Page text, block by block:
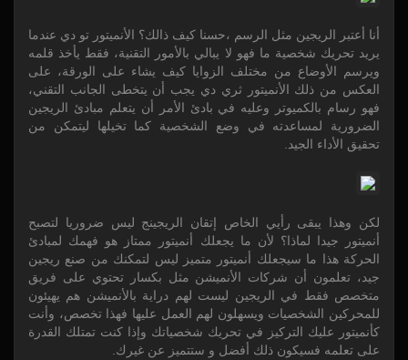
أنا أعتبر الريجين مثل الرسم ،حسنا كيف ذالك؟ الأنميتور تو دي عندما
يريد تحريك شخصية ما فهو لا يبالي بالأمور التقنية، فقط يأخذ قلمه
ويرسم الأوضاع من مختلف الزوايا كيف يشاء على الورقة، على
العكس من ذلك الأنميتور ثري دي يجب أن يتخطى الجانب التقني،
فهو رسام بالكميوتر وعليه في بادئ الأمر أن يتعلم مبادئ الريجين
الضرورية لمساعدته في وضع الشخصية كما تخيلها ليتمكن من
تحقيق الأداء الجيد.
لكن وهذا يبقى رأيي الخاص إتقان الريجينج ليس ضروريا لتصبح
أنميتور جيدا لماذا؟ لأن ما يجعلك أنميتور ممتاز هو فهمك لمبادئ
الحركة هذا ما سيجعلك أنميتور متميز ليس لتمكنك من صنع ريجين
جيد، تعلمون أن شركات الأنميشن مثل بكسار تحتوي على فريق
متخصص فقط في الريجين ليست لهم دراية بالأنميشن هم يهيئون
للمحركين الشخصيات ويسهلون لهم العمل عليها فهذا تخصص، وأنت
كأنميتور عليك التركيز في تحريك شخصياتك وإذا كنت تمتلك القدرة
على تعلمه فسيكون ذلك أفضل و ستتميز عن غيرك.